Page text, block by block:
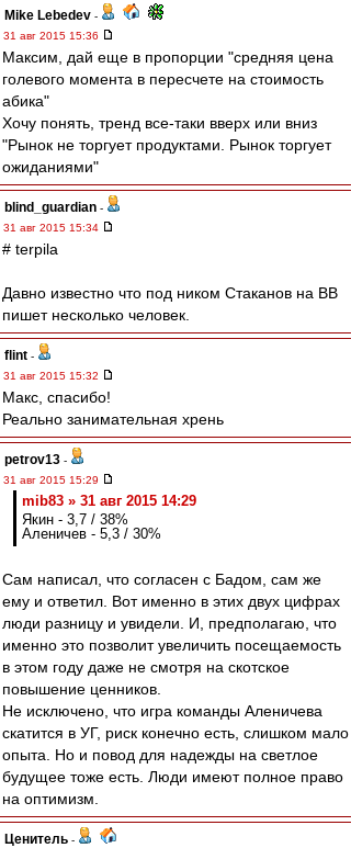
Mike Lebedev -
31 авг 2015 15:36
Максим, дай еще в пропорции "средняя цена
голевого момента в пересчете на стоимость
абика"
Хочу понять, тренд все-таки вверх или вниз
"Рынок не торгует продуктами. Рынок торгует
ожиданиями"
blind_guardian -
31 авг 2015 15:34
# terpila
Давно известно что под ником Стаканов на ВВ
пишет несколько человек.
flint -
31 авг 2015 15:32
Макс, спасибо!
Реально занимательная хрень
petrov13 -
31 авг 2015 15:29
mib83 » 31 авг 2015 14:29
Якин - 3,7 / 38%
Аленичев - 5,3 / 30%
Сам написал, что согласен с Бадом, сам же
ему и ответил. Вот именно в этих двух цифрах
люди разницу и увидели. И, предполагаю, что
именно это позволит увеличить посещаемость
в этом году даже не смотря на скотское
повышение ценников.
Не исключено, что игра команды Аленичева
скатится в УГ, риск конечно есть, слишком мало
опыта. Но и повод для надежды на светлое
будущее тоже есть. Люди имеют полное право
на оптимизм.
Ценитель -